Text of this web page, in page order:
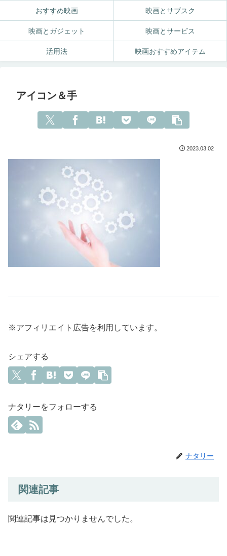
おすすめ映画 映画とサブスク
映画とガジェット 映画とサービス
活用法 映画おすすめアイテム
アイコン＆手
2023.03.02
※アフィリエイト広告を利用しています。
シェアする
ナタリーをフォローする
ナタリー
関連記事
関連記事は見つかりませんでした。